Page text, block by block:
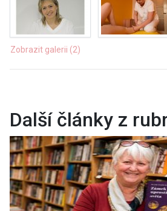
Zobrazit galerii (2)
Další články z